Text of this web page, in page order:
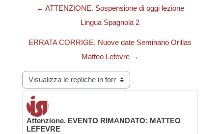
← ATTENZIONE. Sospensione di oggi lezione
Lingua Spagnola 2
ERRATA CORRIGE. Nuove date Seminario Orillas
Matteo Lefevre →
Modalità visualizzazione
Attenzione. EVENTO RIMANDATO: MATTEO
LEFEVRE
Numero di risposte: 0